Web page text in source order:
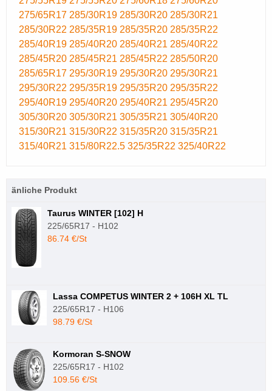
275/65R17 285/30R19 285/30R20 285/30R21
285/30R22 285/35R19 285/35R20 285/35R22
285/40R19 285/40R20 285/40R21 285/40R22
285/45R20 285/45R21 285/45R22 285/50R20
285/65R17 295/30R19 295/30R20 295/30R21
295/30R22 295/35R19 295/35R20 295/35R22
295/40R19 295/40R20 295/40R21 295/45R20
305/30R20 305/30R21 305/35R21 305/40R20
315/30R21 315/30R22 315/35R20 315/35R21
315/40R21 315/80R22.5 325/35R22 325/40R22
änliche Produkt
Taurus WINTER [102] H
225/65R17 - H102
86.74 €/St
Lassa COMPETUS WINTER 2 + 106H XL TL
225/65R17 - H106
98.79 €/St
Kormoran S-SNOW
225/65R17 - H102
109.56 €/St